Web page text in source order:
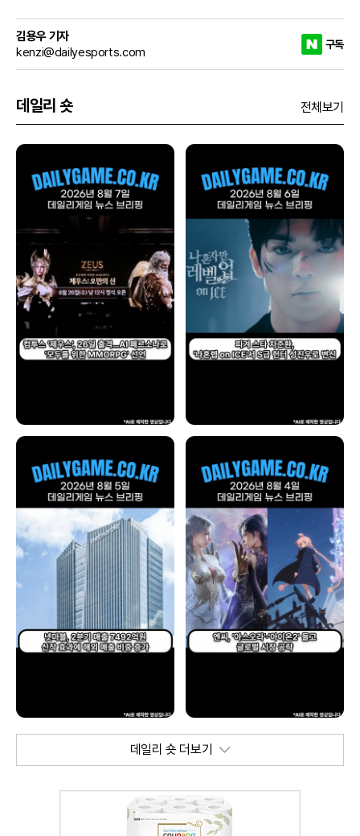
김용우 기자
kenzi@dailyesports.com
구독
데일리 숏 전체보기
데일리 숏 더보기